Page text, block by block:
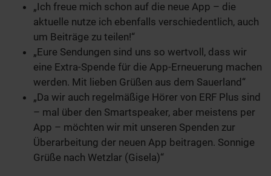
„Ich freue mich schon auf die neue App – die
aktuelle nutze ich ebenfalls verschiedentlich, auch
um Beiträge zu teilen!“
„Eure Sendungen sind uns so wertvoll, dass wir
eine Extra-Spende für die App-Erneuerung machen
werden. Mit lieben Grüßen aus dem Sauerland“
„Da wir auch regelmäßige Hörer von ERF Plus sind
– mal über den Smartspeaker, aber meistens per
App – möchten wir mit unseren Spenden zur
Überarbeitung der neuen App beitragen. Sonnige
Grüße nach Wetzlar (Gisela)“